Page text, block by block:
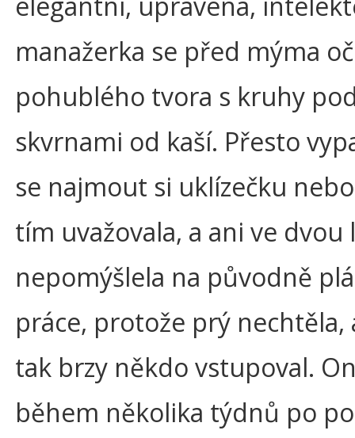
manažerka se před mýma
pohublého tvora s kruhy
skvrnami od kaší. Přesto
se najmout si uklízečku
tím uvažovala, a ani ve
nepomýšlela na původně
práce, protože prý
tak brzy někdo vstupoval.
během několika týdnů po